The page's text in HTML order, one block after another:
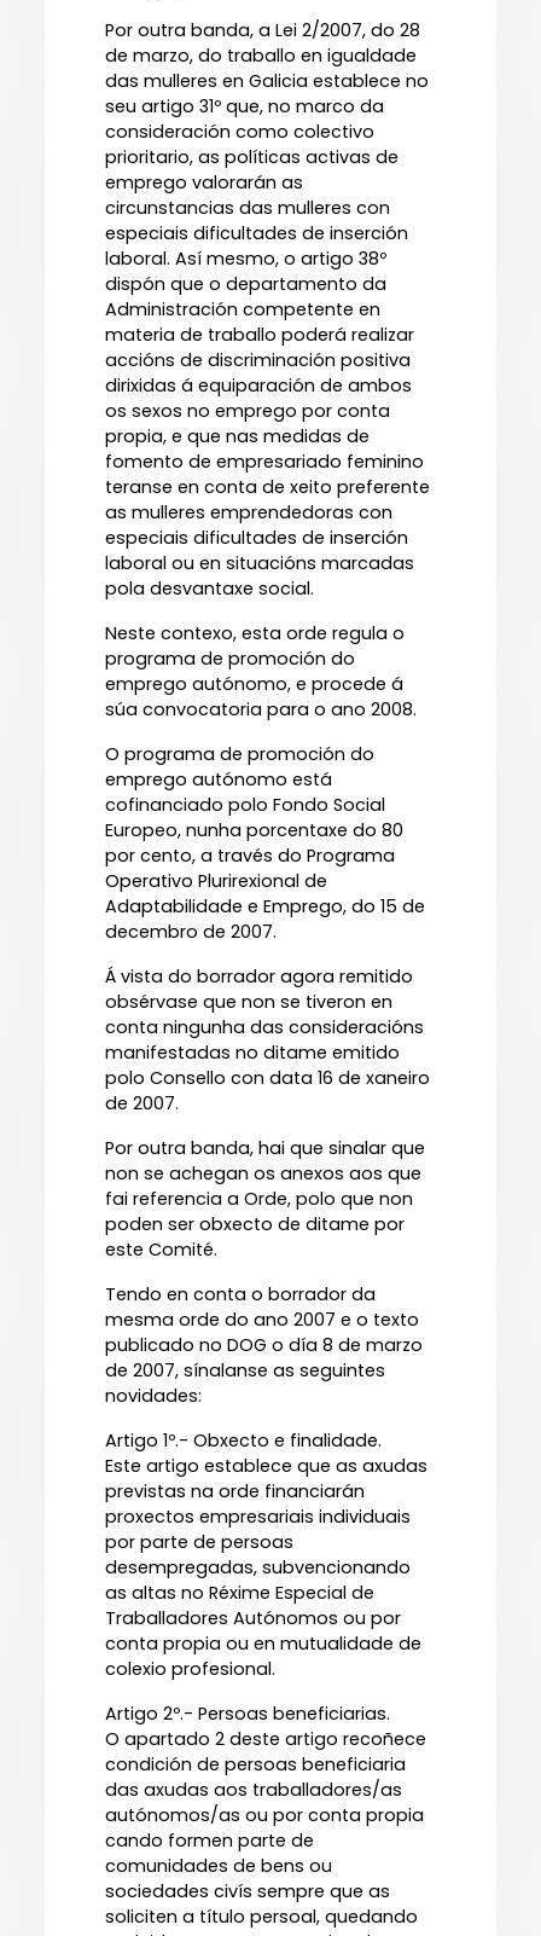
Por outra banda, a Lei 2/2007, do 28
de marzo, do traballo en igualdade
das mulleres en Galicia establece no
seu artigo 31º que, no marco da
consideración como colectivo
prioritario, as políticas activas de
emprego valorarán as
circunstancias das mulleres con
especiais dificultades de inserción
laboral. Así mesmo, o artigo 38º
dispón que o departamento da
Administración competente en
materia de traballo poderá realizar
accións de discriminación positiva
dirixidas á equiparación de ambos
os sexos no emprego por conta
propia, e que nas medidas de
fomento de empresariado feminino
teranse en conta de xeito preferente
as mulleres emprendedoras con
especiais dificultades de inserción
laboral ou en situacións marcadas
pola desvantaxe social.
Neste contexo, esta orde regula o
programa de promoción do
emprego autónomo, e procede á
súa convocatoria para o ano 2008.
O programa de promoción do
emprego autónomo está
cofinanciado polo Fondo Social
Europeo, nunha porcentaxe do 80
por cento, a través do Programa
Operativo Plurirexional de
Adaptabilidade e Emprego, do 15 de
decembro de 2007.
Á vista do borrador agora remitido
obsérvase que non se tiveron en
conta ningunha das consideracións
manifestadas no ditame emitido
polo Consello con data 16 de xaneiro
de 2007.
Por outra banda, hai que sinalar que
non se achegan os anexos aos que
fai referencia a Orde, polo que non
poden ser obxecto de ditame por
este Comité.
Tendo en conta o borrador da
mesma orde do ano 2007 e o texto
publicado no DOG o día 8 de marzo
de 2007, sínalanse as seguintes
novidades:
Artigo 1º.- Obxecto e finalidade.
Este artigo establece que as axudas
previstas na orde financiarán
proxectos empresariais individuais
por parte de persoas
desempregadas, subvencionando
as altas no Réxime Especial de
Traballadores Autónomos ou por
conta propia ou en mutualidade de
colexio profesional.
Artigo 2º.- Persoas beneficiarias.
O apartado 2 deste artigo recoñece
condición de persoas beneficiaria
das axudas aos traballadores/as
autónomos/as ou por conta propia
cando formen parte de
comunidades de bens ou
sociedades civís sempre que as
soliciten a título persoal, quedando